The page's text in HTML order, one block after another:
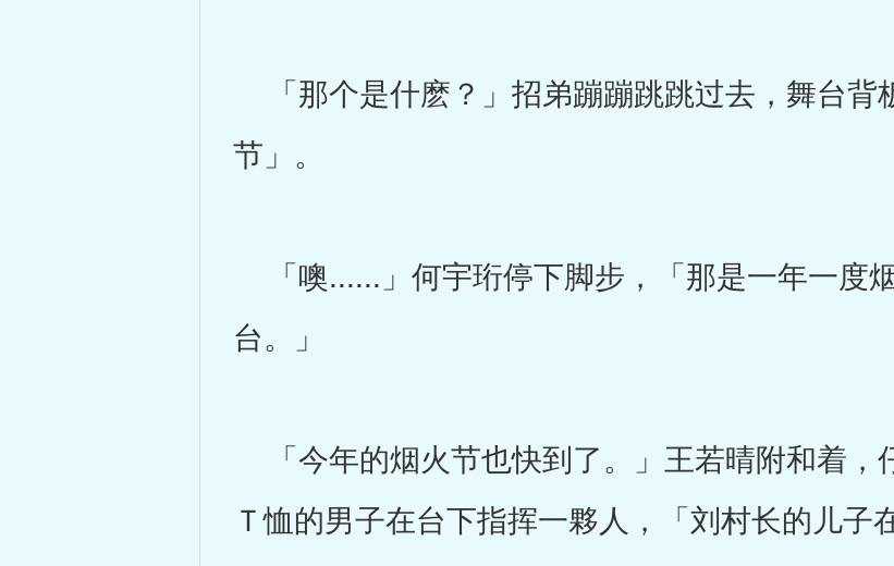
「那个是什麽？」招弟蹦蹦跳跳过去，舞台背
节」。
「噢......」何宇珩停下脚步，「那是一年一度
台。」
「今年的烟火节也快到了。」王若晴附和着，
Ｔ恤的男子在台下指挥一夥人，「刘村长的儿子